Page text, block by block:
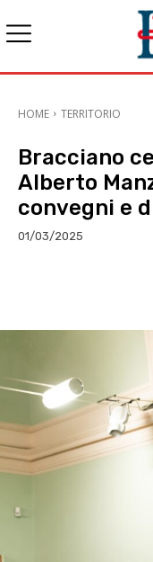
HOME TERRITORIO
Bracciano
Alberto
convegni e
01/03/2025